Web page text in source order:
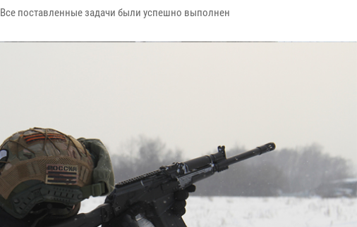
Все поставленные задачи были успешно выполнен